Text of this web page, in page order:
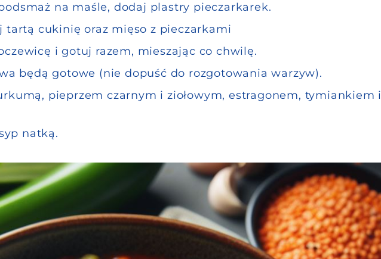
na maśle, dodaj plastry pieczarkarek.
tartą cukinię oraz mięso z pieczarkami
i gotuj razem, mieszając co chwilę.
będą gotowe (nie dopuść do rozgotowania warzyw).
pieprzem czarnym i ziołowym, estragonem, tymiankiem i
natką.